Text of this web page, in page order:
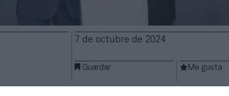
7 de octubre de 2024
Guardar Me gusta